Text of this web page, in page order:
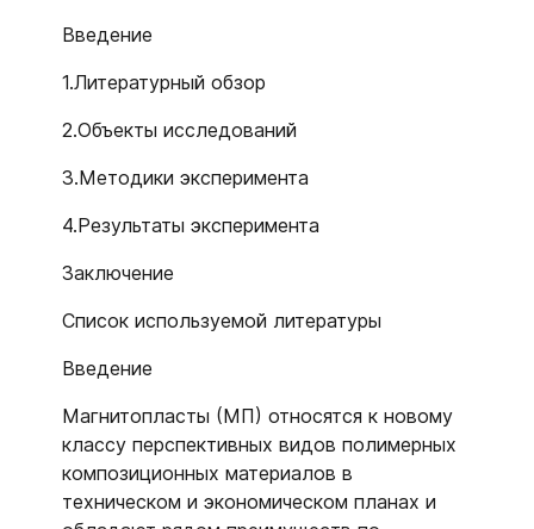
Введение
1.Литературный обзор
2.Объекты исследований
3.Методики эксперимента
4.Результаты эксперимента
Заключение
Список используемой литературы
Введение
Магнитопласты (МП) относятся к новому
классу перспективных видов полимерных
композиционных материалов в
техническом и экономическом планах и